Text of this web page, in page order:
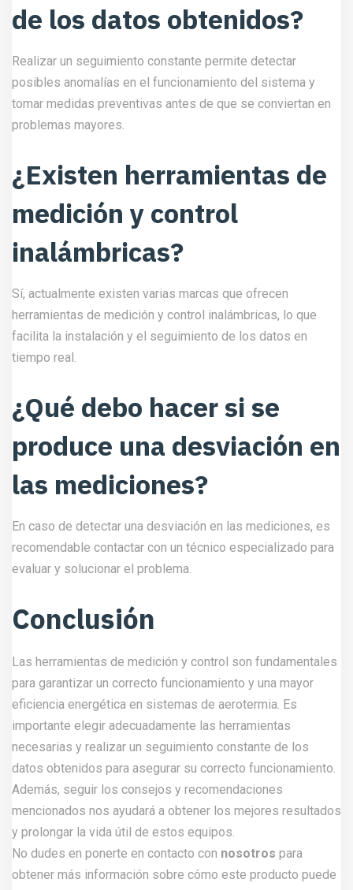
de los datos obtenidos?
Realizar un seguimiento constante permite detectar
posibles anomalías en el funcionamiento del sistema y
tomar medidas preventivas antes de que se conviertan en
problemas mayores.
¿Existen herramientas de
medición y control
inalámbricas?
Sí, actualmente existen varias marcas que ofrecen
herramientas de medición y control inalámbricas, lo que
facilita la instalación y el seguimiento de los datos en
tiempo real.
¿Qué debo hacer si se
produce una desviación en
las mediciones?
En caso de detectar una desviación en las mediciones, es
recomendable contactar con un técnico especializado para
evaluar y solucionar el problema.
Conclusión
Las herramientas de medición y control son fundamentales
para garantizar un correcto funcionamiento y una mayor
eficiencia energética en sistemas de aerotermia. Es
importante elegir adecuadamente las herramientas
necesarias y realizar un seguimiento constante de los
datos obtenidos para asegurar su correcto funcionamiento.
Además, seguir los consejos y recomendaciones
mencionados nos ayudará a obtener los mejores resultados
y prolongar la vida útil de estos equipos.
No dudes en ponerte en contacto con nosotros para
obtener más información sobre cómo este producto puede